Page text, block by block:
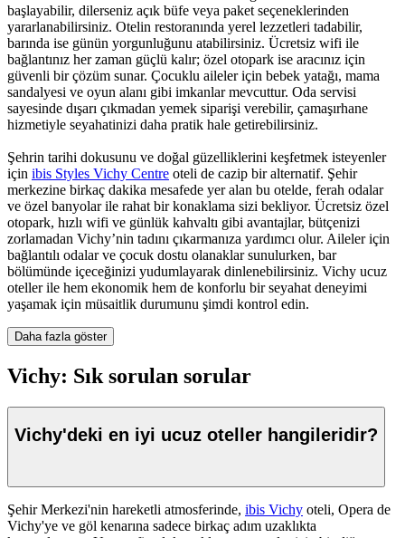
başlayabilir, dilerseniz açık büfe veya paket seçeneklerinden
yararlanabilirsiniz. Otelin restoranında yerel lezzetleri tadabilir,
barında ise günün yorgunluğunu atabilirsiniz. Ücretsiz wifi ile
bağlantınız her zaman güçlü kalır; özel otopark ise aracınız için
güvenli bir çözüm sunar. Çocuklu aileler için bebek yatağı, mama
sandalyesi ve oyun alanı gibi imkanlar mevcuttur. Oda servisi
sayesinde dışarı çıkmadan yemek siparişi verebilir, çamaşırhane
hizmetiyle seyahatinizi daha pratik hale getirebilirsiniz.
Şehrin tarihi dokusunu ve doğal güzelliklerini keşfetmek isteyenler
için ibis Styles Vichy Centre oteli de cazip bir alternatif. Şehir
merkezine birkaç dakika mesafede yer alan bu otelde, ferah odalar
ve özel banyolar ile rahat bir konaklama sizi bekliyor. Ücretsiz özel
otopark, hızlı wifi ve günlük kahvaltı gibi avantajlar, bütçenizi
zorlamadan Vichy’nin tadını çıkarmanıza yardımcı olur. Aileler için
bağlantılı odalar ve çocuk dostu olanaklar sunulurken, bar
bölümünde içeceğinizi yudumlayarak dinlenebilirsiniz. Vichy ucuz
oteller ile hem ekonomik hem de konforlu bir seyahat deneyimi
yaşamak için müsaitlik durumunu şimdi kontrol edin.
Daha fazla göster
Vichy: Sık sorulan sorular
Vichy'deki en iyi ucuz oteller hangileridir?
Şehir Merkezi'nin hareketli atmosferinde, ibis Vichy oteli, Opera de
Vichy'ye ve göl kenarına sadece birkaç adım uzaklıkta